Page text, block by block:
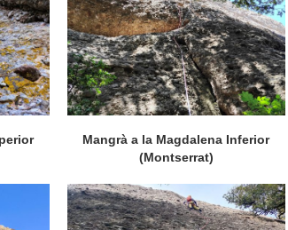
Mangrà a la Magdalena Inferior
(Montserrat)